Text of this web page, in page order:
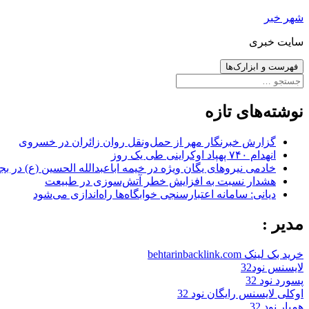
رفتن
نوشته‌ها
شهر خبر
سایت خبری
فهرست و ابزارک‌ها
جستجو
نوشته‌های تازه
گزارش خبرنگار مهر از حمل‌ونقل روان زائران در خسروی
انهدام ۷۴۰ پهپاد اوکراینی طی یک روز
خادمی نیروهای یگان ویژه در خیمه اباعبدالله الحسین (ع) در
هشدار نسبت به افزایش خطر آتش‌سوزی در طبیعت
دیانی: سامانه اعتبارسنجی خوابگاه‌ها راه‌اندازی می‌شود
مدیر :
خرید بک لینک behtarinbacklink.com
لایسنس نود32
پسورد نود 32
اوکلی لایسنس رایگان نود 32
همیار نود 32